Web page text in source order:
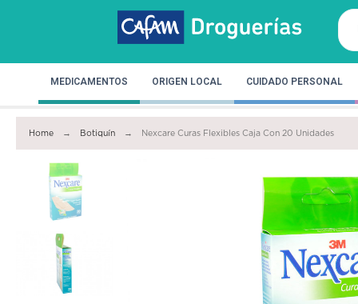
MEDICAMENTOS ORIGEN LOCAL CUIDADO PERSONAL
Home Botiquín Nexcare Curas Flexibles Caja Con 20 Unidades